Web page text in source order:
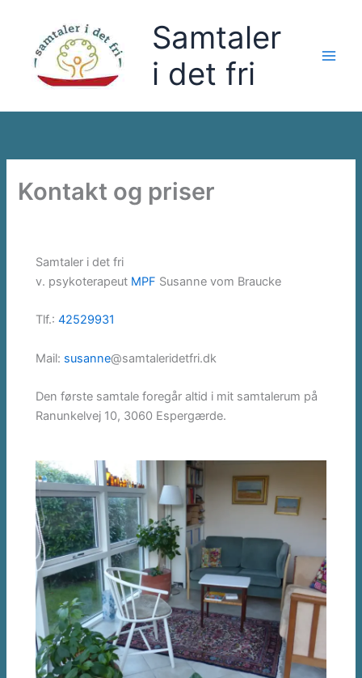
indholdet
Samtaler
i det fri
Kontakt og priser
Samtaler i det fri
v. psykoterapeut MPF Susanne vom Braucke
Tlf.:42529931
Mail: susanne@samtaleridetfri.dk
Den første samtale foregår altid i mit samtalerum på
Ranunkelvej 10, 3060 Espergærde.